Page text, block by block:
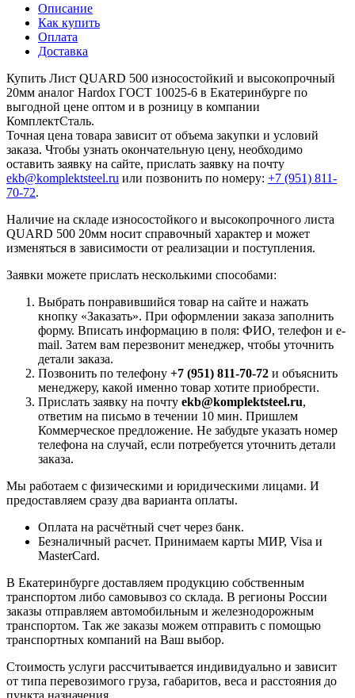
Описание
Как купить
Оплата
Доставка
Купить Лист QUARD 500 износостойкий и высокопрочный
20мм аналог Hardox ГОСТ 10025-6 в Екатеринбурге по
выгодной цене оптом и в розницу в компании
КомплектСталь.
Точная цена товара зависит от объема закупки и условий
заказа. Чтобы узнать окончательную цену, необходимо
оставить заявку на сайте, прислать заявку на почту
ekb@komplektsteel.ru или позвонить по номеру: +7 (951) 811-
70-72.
Наличие на складе износостойкого и высокопрочного листа
QUARD 500 20мм носит справочный характер и может
изменяться в зависимости от реализации и поступления.
Заявки можете прислать несколькими способами:
Выбрать понравившийся товар на сайте и нажать
кнопку «Заказать». При оформлении заказа заполнить
форму. Вписать информацию в поля: ФИО, телефон и e-
mail. Затем вам перезвонит менеджер, чтобы уточнить
детали заказа.
Позвонить по телефону +7 (951) 811-70-72 и объяснить
менеджеру, какой именно товар хотите приобрести.
Прислать заявку на почту ekb@komplektsteel.ru,
ответим на письмо в течении 10 мин. Пришлем
Коммерческое предложение. Не забудьте указать номер
телефона на случай, если потребуется уточнить детали
заказа.
Мы работаем с физическими и юридическими лицами. И
предоставляем сразу два варианта оплаты.
Оплата на расчётный счет через банк.
Безналичный расчет. Принимаем карты МИР, Visa и
MasterCard.
В Екатеринбурге доставляем продукцию собственным
транспортом либо самовывоз со склада. В регионы России
заказы отправляем автомобильным и железнодорожным
транспортом. Так же заказы можем отправить с помощью
транспортных компаний на Ваш выбор.
Стоимость услуги рассчитывается индивидуально и зависит
от типа перевозимого груза, габаритов, веса и расстояния до
пункта назначения.